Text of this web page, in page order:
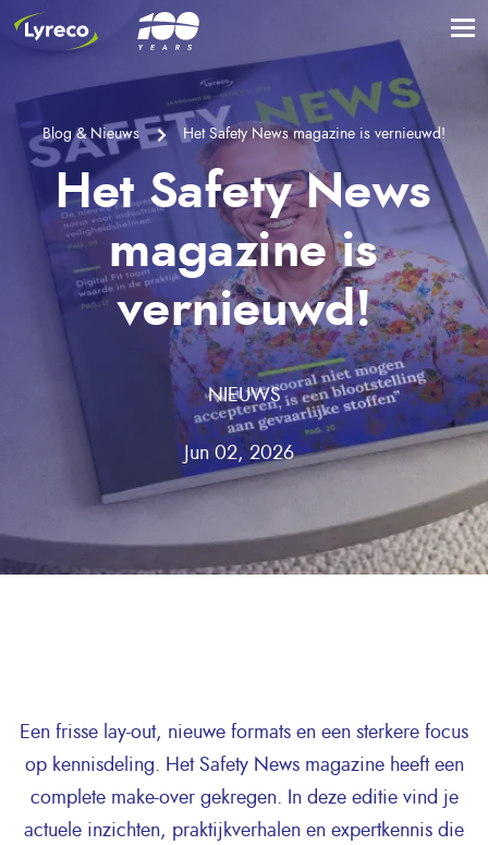
Blog & Nieuws Het Safety News magazine is vernieuwd!
Het Safety News
magazine is
vernieuwd!
NIEUWS
Jun 02, 2026
Een frisse lay-out, nieuwe formats en een sterkere focus
op kennisdeling. Het Safety News magazine heeft een
complete make-over gekregen. In deze editie vind je
actuele inzichten, praktijkverhalen en expertkennis die